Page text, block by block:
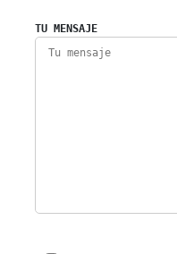
TU MENSAJE